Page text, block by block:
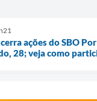
ações do SBO
28; veja como